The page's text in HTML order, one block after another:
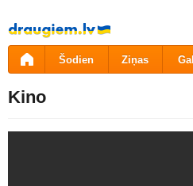
Pāriet
uz
saturu
Šodien Ziņas
Kino